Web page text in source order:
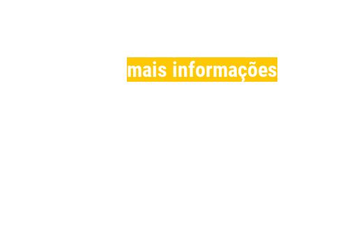
mais informações